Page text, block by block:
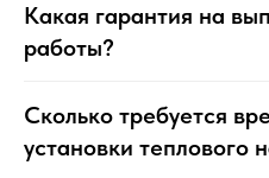
Какая гарантия на
работы?
Сколько требуется
установки теплового